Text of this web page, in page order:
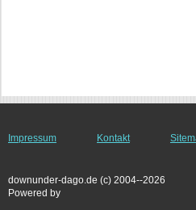
Impressum Kontakt
downunder-dago.de (c) 2004--2026
Powered by